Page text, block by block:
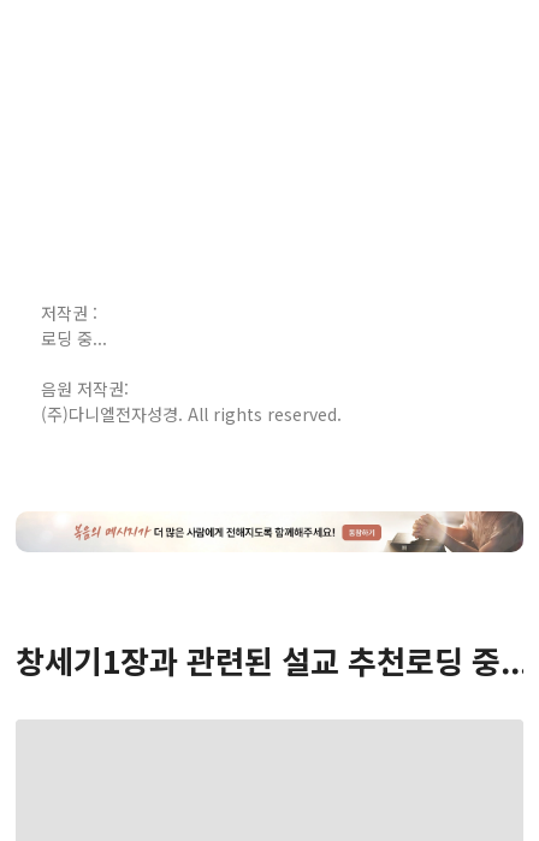
저작권 :
로딩 중...
음원 저작권:
(주)다니엘전자성경. All rights reserved.
창세기1장과 관련된 설교 추천로딩 중...